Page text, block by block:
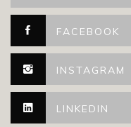
FACEBOOK
INSTAGRAM
LINKEDIN